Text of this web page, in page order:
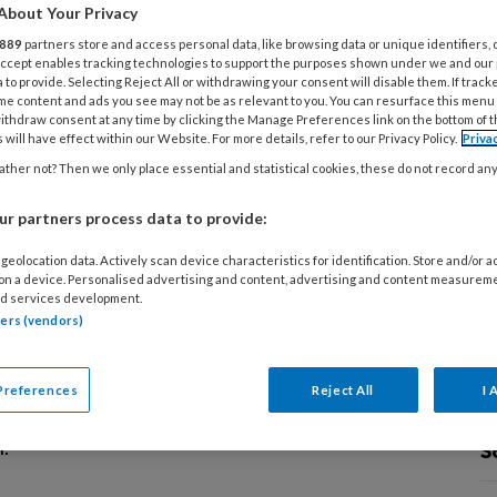
dat het non-binair wordt genoemd. Waarom? Ik
mezelf." Dit zegt Jo-an in het kinderboek
Haze, directeur van Montessori kinderopvang
pleit voor een open blik op genderidentiteit bij
'Ik zal nooit zeggen: "Ik denk dat jij non-binair
weten wat dat betekent?"
2016 NIEUWS OUDERS
willen meer weten over
tussen de 9-12 jaar kunnen voor vragen over
niet terecht bij hun ouders, maar ook niet altijd
Your Privacy
889 partners store and access personal data, like browsing data or unique identifiers,
enables tracking technologies to support the purposes shown under we and
to provide. Selecting Reject All or withdrawing your consent will disable them. If
content and ads you see may not be as relevant to you. You can resurface this
consent at any time by clicking the Manage Preferences link on the bottom of
will have effect within our Website. For more details, refer to our Privacy Policy.
not? Then we only place essential and statistical cookies, these do not record
partners process data to provide:
data. Actively scan device characteristics for identification. Store and/or
a device. Personalised advertising and content, advertising and content
services development.
(vendors)
Reject All I